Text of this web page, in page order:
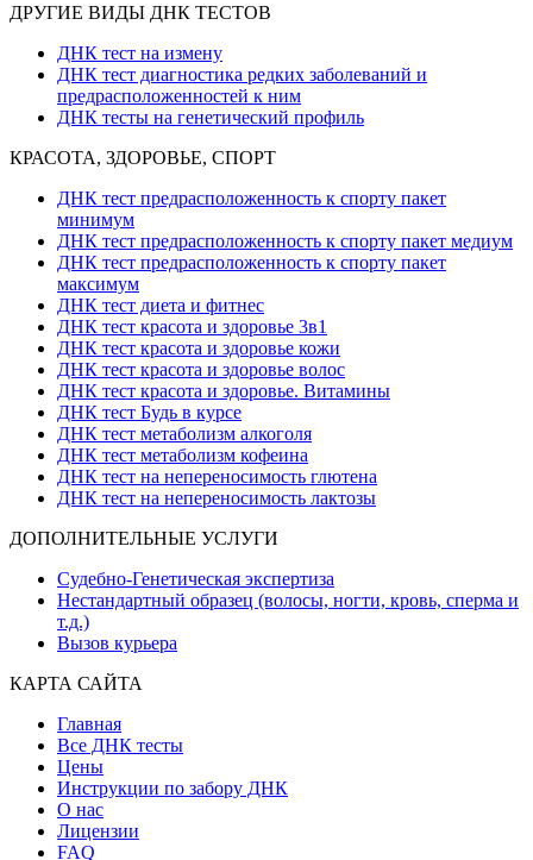
ДРУГИЕ ВИДЫ ДНК ТЕСТОВ
ДНК тест на измену
ДНК тест диагностика редких заболеваний и
предрасположенностей к ним
ДНК тесты на генетический профиль
КРАСОТА, ЗДОРОВЬЕ, СПОРТ
ДНК тест предрасположенность к спорту пакет
минимум
ДНК тест предрасположенность к спорту пакет медиум
ДНК тест предрасположенность к спорту пакет
максимум
ДНК тест диета и фитнес
ДНК тест красота и здоровье 3в1
ДНК тест красота и здоровье кожи
ДНК тест красота и здоровье волос
ДНК тест красота и здоровье. Витамины
ДНК тест Будь в курсе
ДНК тест метаболизм алкоголя
ДНК тест метаболизм кофеина
ДНК тест на непереносимость глютена
ДНК тест на непереносимость лактозы
ДОПОЛНИТЕЛЬНЫЕ УСЛУГИ
Судебно-Генетическая экспертиза
Нестандартный образец (волосы, ногти, кровь, сперма и
т.д.)
Вызов курьера
КАРТА САЙТА
Главная
Все ДНК тесты
Цены
Инструкции по забору ДНК
О нас
Лицензии
FAQ